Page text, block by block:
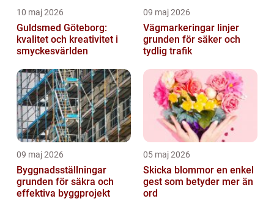
10 maj 2026
Guldsmed Göteborg:
kvalitet och kreativitet i
smyckesvärlden
09 maj 2026
Vägmarkeringar linjer
grunden för säker och
tydlig trafik
09 maj 2026
Byggnadsställningar
grunden för säkra och
effektiva byggprojekt
05 maj 2026
Skicka blommor en enkel
gest som betyder mer än
ord